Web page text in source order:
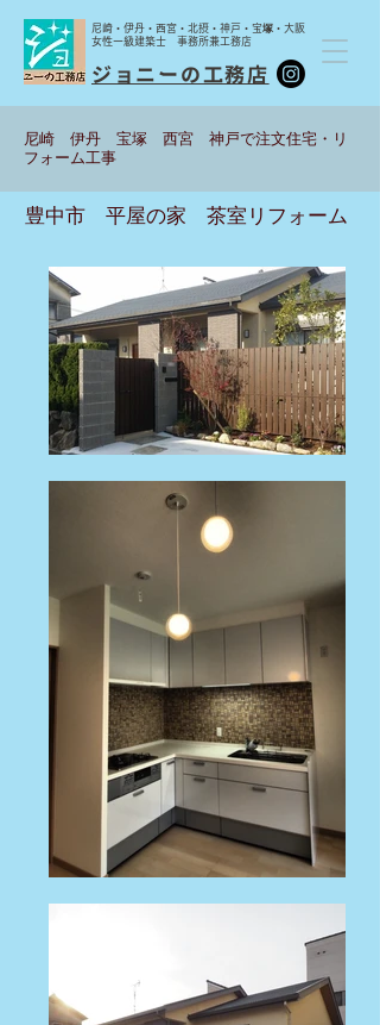
ジョニーの工務店
尼崎・伊丹・西宮・北摂・神戸・宝塚・大阪
女性一級建築士 事務所兼工務店
尼崎 伊丹 宝塚 西宮 神戸で注文住宅・リ
フォーム工事
​豊中市 平屋の家 茶室リフォーム